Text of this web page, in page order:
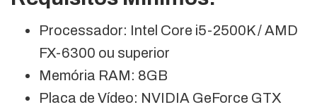
Processador: Intel Core i5-2500K / AMD
FX-6300 ou superior
Memória RAM: 8GB
Placa de Vídeo: NVIDIA GeForce GTX